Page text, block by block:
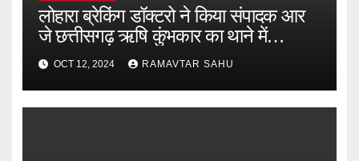
लोहारा ब्रेकिंग डॉक्टरो ने किया संपादक आर
जे छत्तीसगढ़ ऋषि कुंभकार का थाने में
शिकायत
OCT 12, 2024 RAMAVTAR SAHU